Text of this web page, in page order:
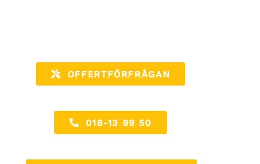
OFFERTFÖRFRÅGAN
018-13 99 50